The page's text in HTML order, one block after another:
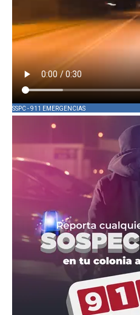
SSPC - 911 EMERGENCIAS